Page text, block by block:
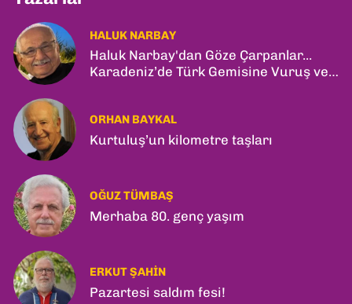
HALUK NARBAY
Haluk Narbay'dan Göze Çarpanlar...
Karadeniz’de Türk Gemisine Vuruş ve
ORHAN BAYKAL
Kurtuluş’un kilometre taşları
OĞUZ TÜMBAŞ
Merhaba 80. genç yaşım
ERKUT ŞAHIN
Pazartesi saldım fesi!